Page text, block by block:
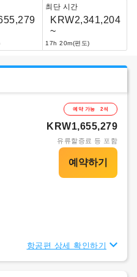
최단 시간
KRW2,341,204
~
17h 20m(편도)
예약 가능 2석
KRW1,655,279
유류할증료 등 포함
항공편 상세 확인하기